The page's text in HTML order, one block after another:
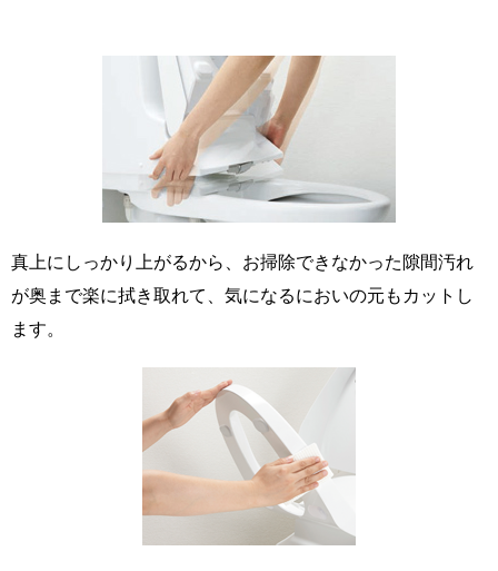
真上にしっかり上がるから、お掃除できなかった隙間汚れ
が奥まで楽に拭き取れて、気になるにおいの元もカットし
ます。